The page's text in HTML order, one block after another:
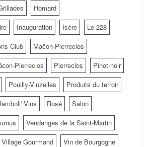
Homard
Inauguration Isère
Le 228
Club
Maĉon-Pierreclos
Pierreclos Pierreclos
Pinot-noir
Pouilly-Vinzelles
Produits du terroir
Vins Rosé
Salon
Vendanges de la Saint-Martin
Village Gourmand
Vin de Bourgogne